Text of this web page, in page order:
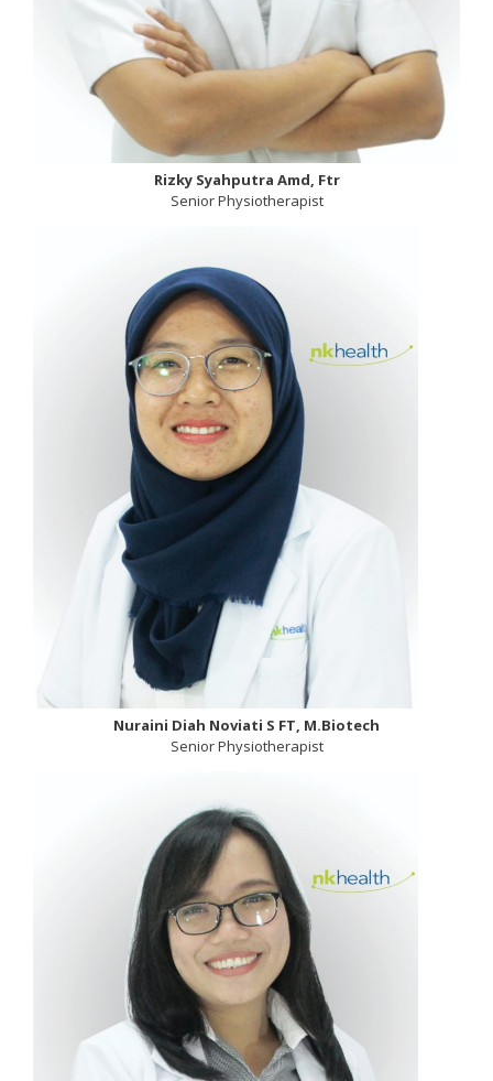
Rizky Syahputra Amd, Ftr
Senior Physiotherapist
Nuraini Diah Noviati S FT, M.Biotech
Senior Physiotherapist